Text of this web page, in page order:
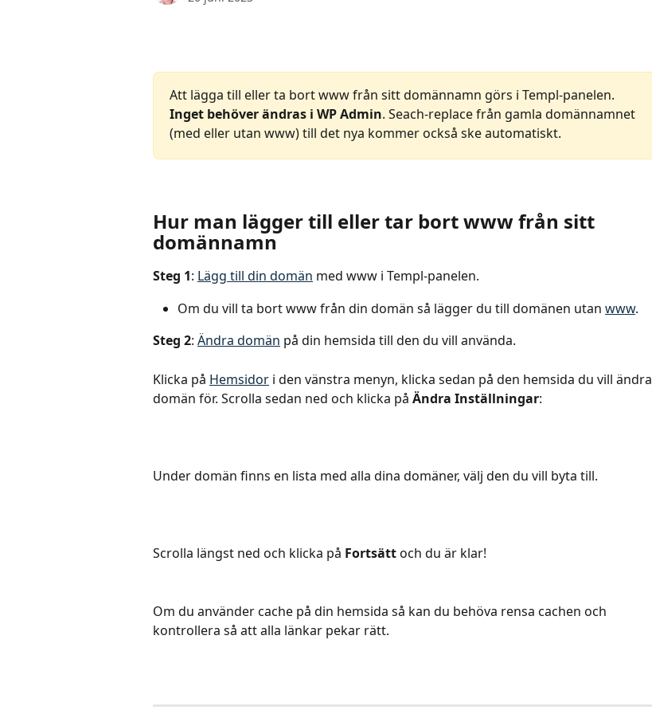
Att lägga till eller ta bort www från sitt domännamn görs i Templ-panelen.
Inget behöver ändras i WP Admin. Seach-replace från gamla domännamnet
(med eller utan www) till det nya kommer också ske automatiskt.
Hur man lägger till eller tar bort www från sitt
domännamn
Steg 1: Lägg till din domän med www i Templ-panelen.
Om du vill ta bort www från din domän så lägger du till domänen utan www.
Steg 2: Ändra domän på din hemsida till den du vill använda.
Klicka på Hemsidor i den vänstra menyn, klicka sedan på den hemsida du vill ändra
domän för. Scrolla sedan ned och klicka på Ändra Inställningar:
Under domän finns en lista med alla dina domäner, välj den du vill byta till.
Scrolla längst ned och klicka på Fortsätt och du är klar!
Om du använder cache på din hemsida så kan du behöva rensa cachen och
kontrollera så att alla länkar pekar rätt.